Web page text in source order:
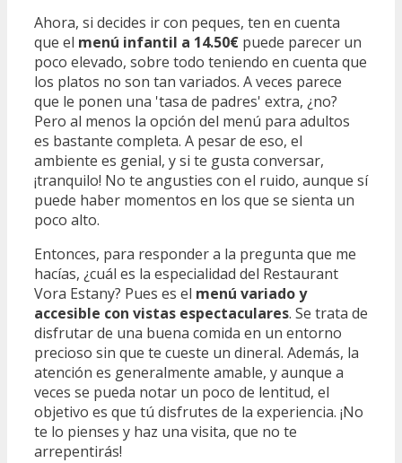
Ahora, si decides ir con peques, ten en cuenta
que el menú infantil a 14.50€ puede parecer un
poco elevado, sobre todo teniendo en cuenta que
los platos no son tan variados. A veces parece
que le ponen una 'tasa de padres' extra, ¿no?
Pero al menos la opción del menú para adultos
es bastante completa. A pesar de eso, el
ambiente es genial, y si te gusta conversar,
¡tranquilo! No te angusties con el ruido, aunque sí
puede haber momentos en los que se sienta un
poco alto.
Entonces, para responder a la pregunta que me
hacías, ¿cuál es la especialidad del Restaurant
Vora Estany? Pues es el menú variado y
accesible con vistas espectaculares. Se trata de
disfrutar de una buena comida en un entorno
precioso sin que te cueste un dineral. Además, la
atención es generalmente amable, y aunque a
veces se pueda notar un poco de lentitud, el
objetivo es que tú disfrutes de la experiencia. ¡No
te lo pienses y haz una visita, que no te
arrepentirás!